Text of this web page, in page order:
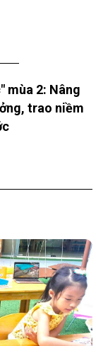
mùa 2: Nâng
trao niềm